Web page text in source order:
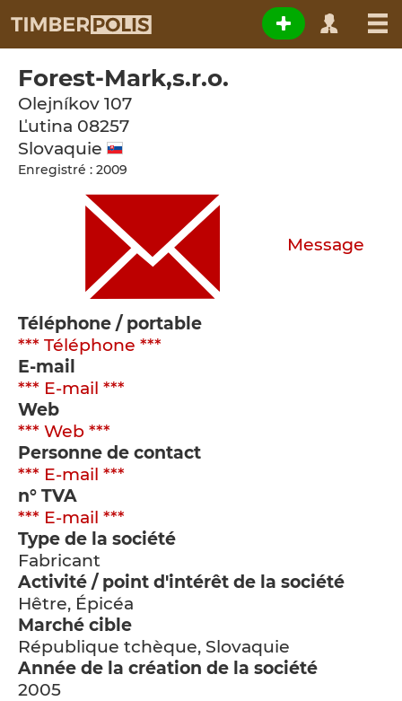
Forest-Mark,s.r.o.
Olejníkov 107
Ľutina 08257
Slovaquie
Enregistré : 2009
Message
Téléphone / portable
*** Téléphone ***
E-mail
*** E-mail ***
Web
*** Web ***
Personne de contact
*** E-mail ***
n° TVA
*** E-mail ***
Type de la société
Fabricant
Activité / point d'intérêt de la société
Hêtre, Épicéa
Marché cible
République tchèque, Slovaquie
Année de la création de la société
2005